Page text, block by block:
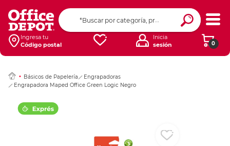
Ingresa tu
Código postal
0
Inicia
sesión
Básicos de Papelería
Engrapadoras
Engrapadora Maped Office Green Logic Negro
Ingresar Codigo